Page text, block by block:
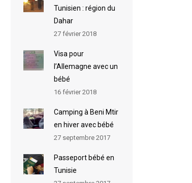
Tunisien : région du
Dahar
27 février 2018
Visa pour
l’Allemagne avec un
bébé
16 février 2018
Camping à Beni Mtir
en hiver avec bébé
27 septembre 2017
Passeport bébé en
Tunisie